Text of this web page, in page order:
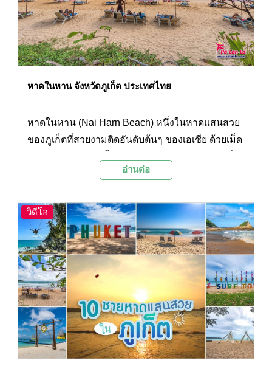
หาดในหาน จังหวัดภูเก็ต ประเทศไทย
หาดในหาน (Nai Harn Beach) หนึ่งในหาดแสนสวย
ของภูเก็ตที่สวยงามติดอันดับต้นๆ ของเอเชีย ด้วยเม็ด
สงบไม่วุ่นวายท่ามกลางธรรมชาติของทิวสน บวกกับ
กระดานโต้คลื่นที่คอยสร้างสีสันและเป็นเสน่ห์ของ
หาดแห่งนี้
อ่านต่อ
วิดีโอ